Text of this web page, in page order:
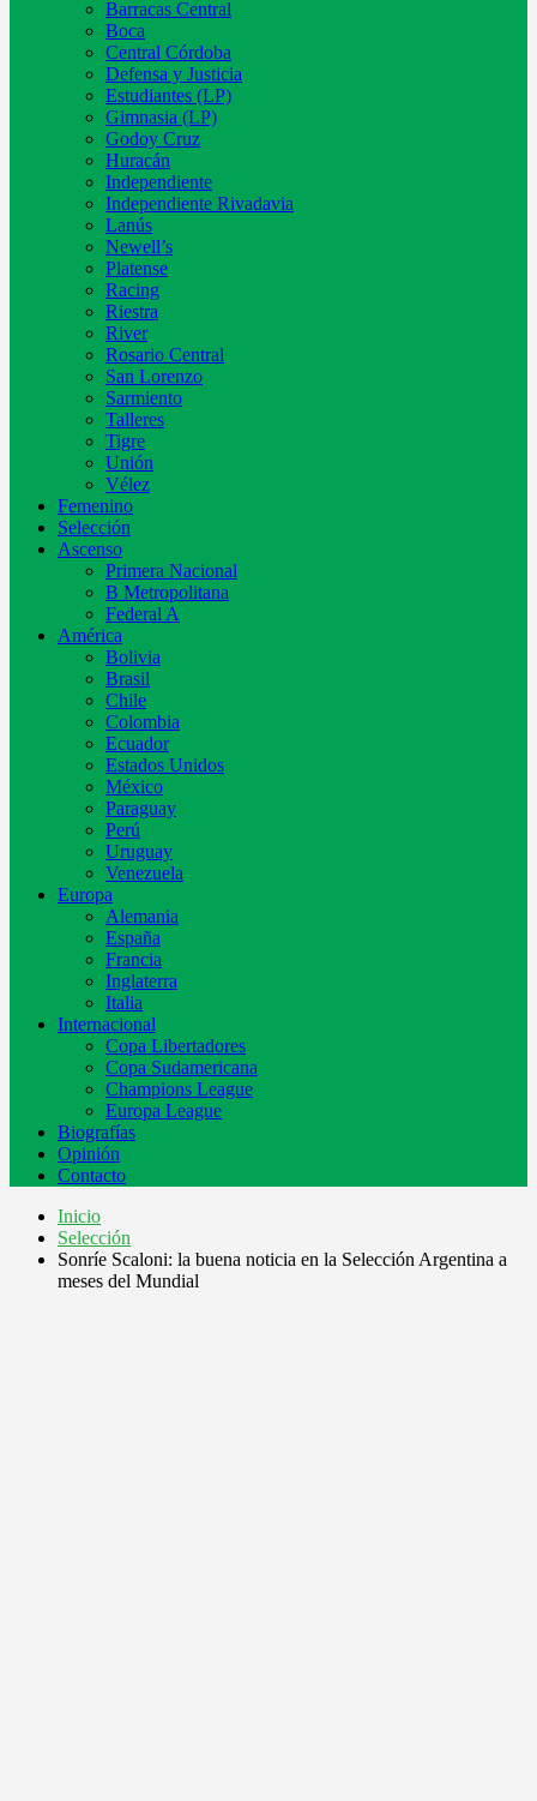
Barracas Central
Boca
Central Córdoba
Defensa y Justicia
Estudiantes (LP)
Gimnasia (LP)
Godoy Cruz
Huracán
Independiente
Independiente Rivadavia
Lanús
Newell’s
Platense
Racing
Riestra
River
Rosario Central
San Lorenzo
Sarmiento
Talleres
Tigre
Unión
Vélez
Femenino
Selección
Ascenso
Primera Nacional
B Metropolitana
Federal A
América
Bolivia
Brasil
Chile
Colombia
Ecuador
Estados Unidos
México
Paraguay
Perú
Uruguay
Venezuela
Europa
Alemania
España
Francia
Inglaterra
Italia
Internacional
Copa Libertadores
Copa Sudamericana
Champions League
Europa League
Biografías
Opinión
Contacto
Inicio
Selección
Sonríe Scaloni: la buena noticia en la Selección Argentina a
meses del Mundial